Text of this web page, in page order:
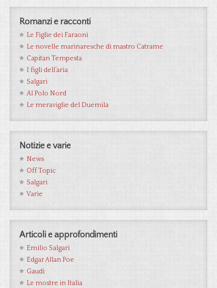
Romanzi e racconti
Le Figlie dei Faraoni
Le novelle marinaresche di mastro Catrame
Capitan Tempesta
I figli dell’aria
Salgari
Al Polo Nord
Le meraviglie del Duemila
Notizie e varie
News
Off Topic
Salgari
Varie
Articoli e approfondimenti
Emilio Salgari
Edgar Allan Poe
Gaudì
Le mostre in Italia